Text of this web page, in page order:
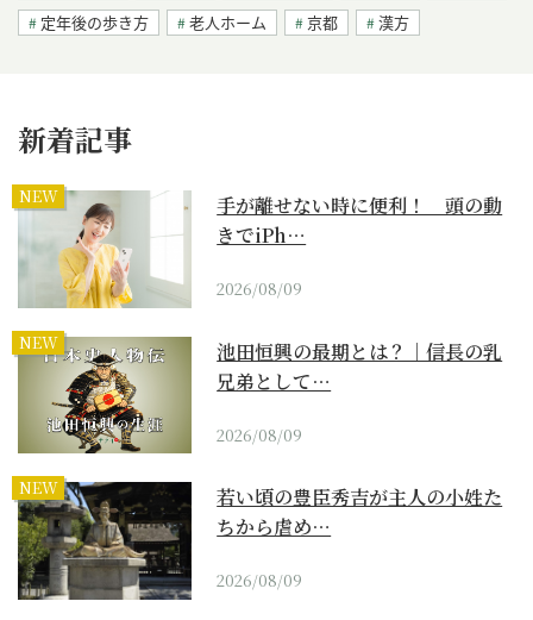
定年後の歩き方
老人ホーム 京都 漢方
新着記事
NEW
手が離せない時に便利！ 頭の動
きでiPh…
2026/08/09
NEW
池田恒興の最期とは？｜信長の乳
兄弟として…
2026/08/09
NEW
若い頃の豊臣秀吉が主人の小姓た
ちから虐め…
2026/08/09